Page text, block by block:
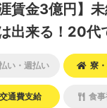
涯賃金3億円】
出来る！20代
い・週払い 寮
交通費支給 食